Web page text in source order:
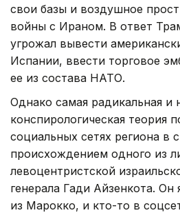
свои базы и воздушное
войны с Ираном. В ответ
угрожал вывести
Испании, ввести торговое
ее из состава НАТО.
Однако самая радикальная и
конспирологическая теория
социальных сетях региона в
происхождением одного из
левоцентристской
генерала Гади Айзенкота. Он
из Марокко, и кто-то в